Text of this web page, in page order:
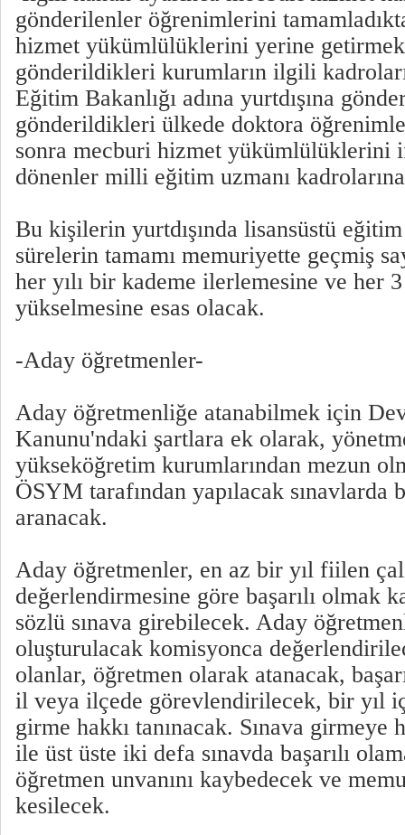
gönderilenler öğrenimlerini
hizmet yükümlülüklerini yerine getirmek
gönderildikleri kurumların ilgili
Eğitim Bakanlığı adına yurtdışına
gönderildikleri ülkede doktora
sonra mecburi hizmet yükümlülüklerini
dönenler milli eğitim uzmanı
Bu kişilerin yurtdışında lisansüstü
sürelerin tamamı memuriyette geçmiş
her yılı bir kademe ilerlemesine ve her
yükselmesine esas olacak.
-Aday öğretmenler-
Aday öğretmenliğe atanabilmek için
Kanunu'ndaki şartlara ek olarak,
yükseköğretim kurumlarından mezun
ÖSYM tarafından yapılacak sınavlarda
aranacak.
Aday öğretmenler, en az bir yıl fiilen
değerlendirmesine göre başarılı olmak
sözlü sınava girebilecek. Aday
oluşturulacak komisyonca
olanlar, öğretmen olarak atanacak,
il veya ilçede görevlendirilecek, bir yıl
girme hakkı tanınacak. Sınava girmeye
ile üst üste iki defa sınavda başarılı
öğretmen unvanını kaybedecek ve
kesilecek.